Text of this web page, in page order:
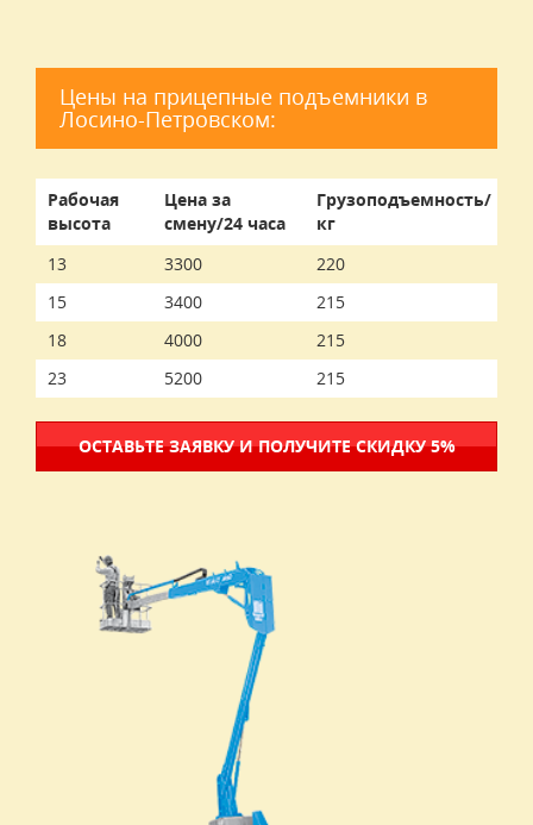
Цены на прицепные подъемники в
Лосино-Петровском:
Рабочая
высота
Цена за
смену/24 часа
Грузоподъемность/
кг
13
3300
220
15
3400
215
18
4000
215
23
5200 215
ОСТАВЬТЕ ЗАЯВКУ И ПОЛУЧИТЕ СКИДКУ 5%